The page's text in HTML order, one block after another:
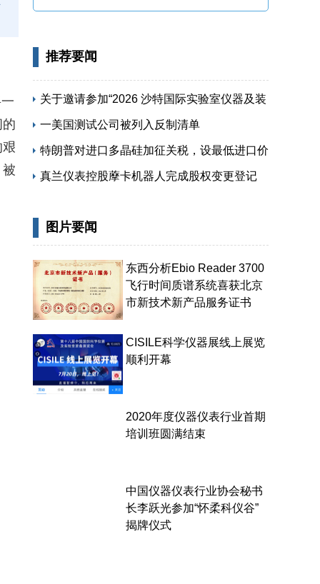
推荐要闻
关于邀请参加“2026 沙特国际实验室仪器及装
备展览会”的函
一美国测试公司被列入反制清单
特朗普对进口多晶硅加征关税，设最低进口价
保护本土供应链
真兰仪表控股藦卡机器人完成股权变更登记
图片要闻
东西分析Ebio Reader 3700
飞行时间质谱系统喜获北京
市新技术新产品服务证书
CISILE科学仪器展线上展览
顺利开幕
2020年度仪器仪表行业首期
培训班圆满结束
中国仪器仪表行业协会秘书
长李跃光参加“怀柔科仪谷”
揭牌仪式